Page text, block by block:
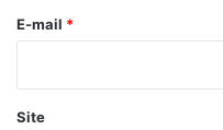
*
E-mail *
Site